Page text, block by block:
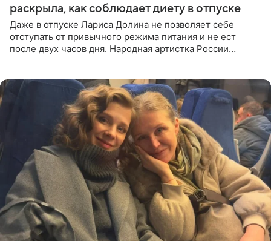
раскрыла, как соблюдает диету в отпуске
Даже в отпуске Лариса Долина не позволяет себе
отступать от привычного режима питания и не ест
после двух часов дня. Народная артистка России